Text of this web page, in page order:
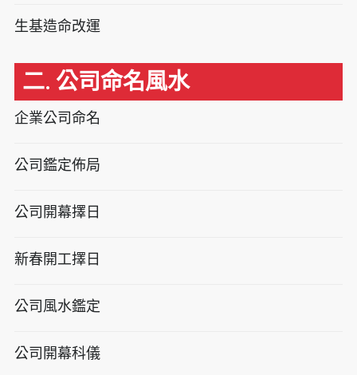
生基造命改運
二. 公司命名風水
企業公司命名
公司鑑定佈局
公司開幕擇日
新春開工擇日
公司風水鑑定
公司開幕科儀